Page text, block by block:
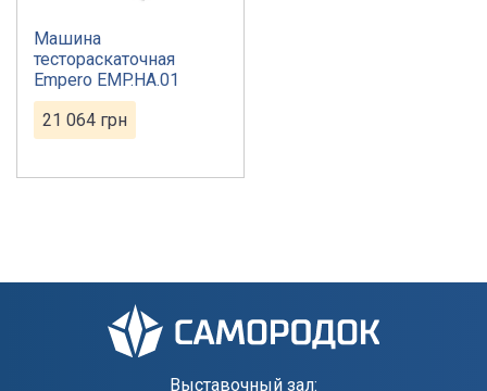
Машина
тестораскаточная
Empero EMP.HA.01
21 064 грн
Выставочный зал: